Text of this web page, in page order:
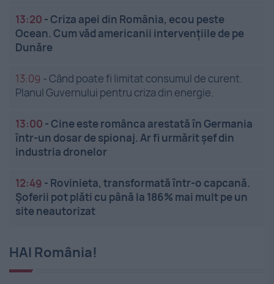
13:20 -Criza apei din România, ecou peste
Ocean. Cum văd americanii intervențiile de pe
Dunăre
13:09 -Când poate fi limitat consumul de curent.
Planul Guvernului pentru criza din energie.
13:00 -Cine este românca arestată în Germania
într-un dosar de spionaj. Ar fi urmărit șef din
industria dronelor
12:49 - Rovinieta, transformată într-o capcană.
Șoferii pot plăti cu până la 186% mai mult pe un
site neautorizat
HAI România!